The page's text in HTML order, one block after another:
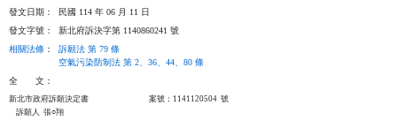
發文日期：
民國 114 年 06 月 11 日
發文字號：
新北府訴決字第 1140860241 號
相關法條 ：
訴願法 第 79 條
空氣污染防制法 第 2、36、44、80 條
全
文：
新北市政府訴願決定書                                  案號：1141120504  號
    訴願人  張○翔